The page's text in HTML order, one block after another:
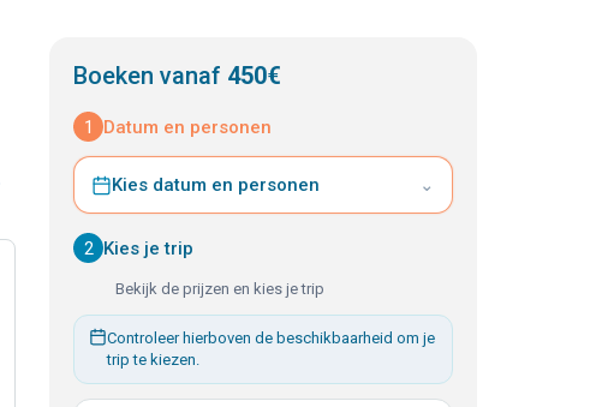
Boeken vanaf 450€
1 Datum en personen
Kies datum en personen ⌄
2 Kies je trip
Bekijk de prijzen en kies je trip
Controleer hierboven de beschikbaarheid om je
trip te kiezen.